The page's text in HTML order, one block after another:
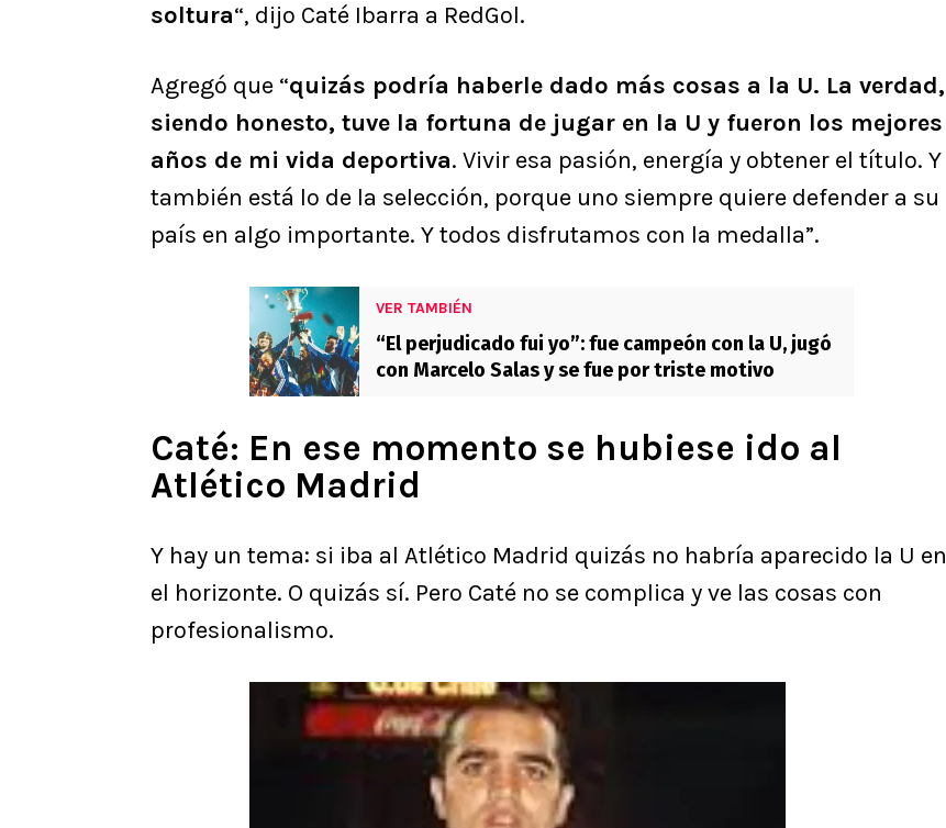
soltura“, dijo Caté Ibarra a RedGol.
Agregó que “quizás podría haberle dado más cosas a la U. La verdad,
siendo honesto, tuve la fortuna de jugar en la U y fueron los mejores
años de mi vida deportiva. Vivir esa pasión, energía y obtener el título. Y
también está lo de la selección, porque uno siempre quiere defender a su
país en algo importante. Y todos disfrutamos con la medalla”.
VER TAMBIÉN
“El perjudicado fui yo”: fue campeón con la U, jugó
con Marcelo Salas y se fue por triste motivo
Caté: En ese momento se hubiese ido al
Atlético Madrid
Y hay un tema: si iba al Atlético Madrid quizás no habría aparecido la U en
el horizonte. O quizás sí. Pero Caté no se complica y ve las cosas con
profesionalismo.